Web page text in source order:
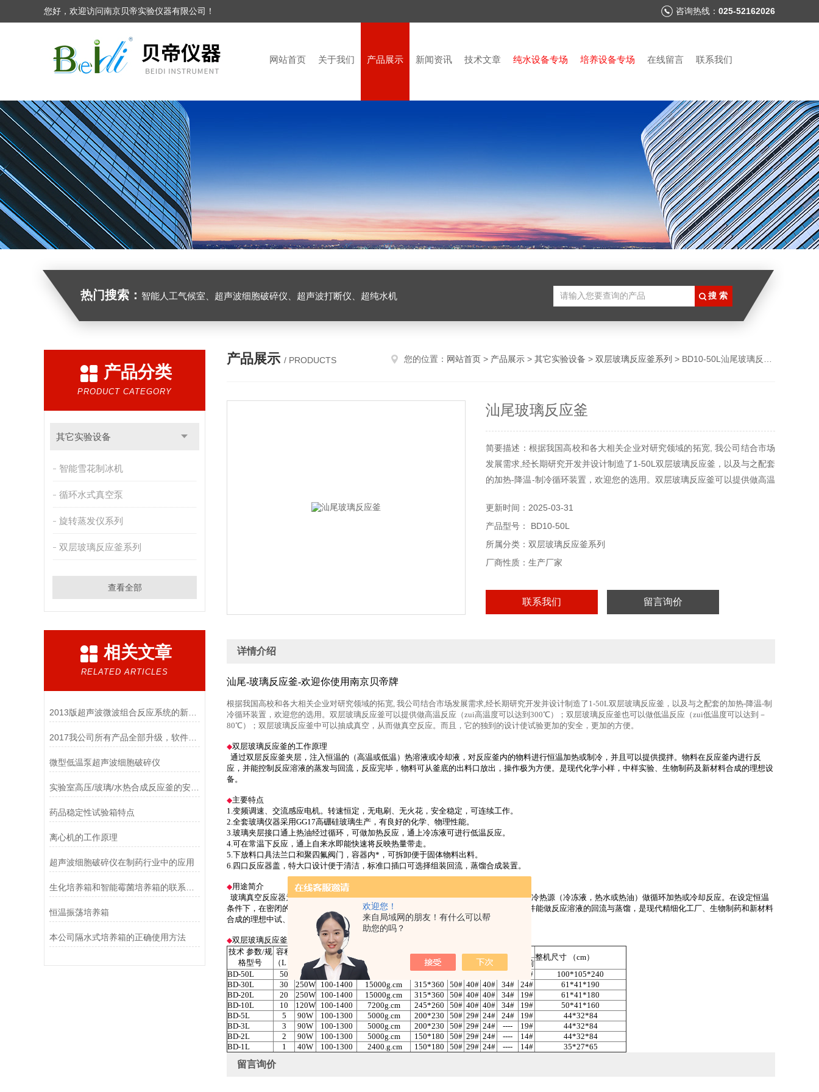
欢迎您！
来自局域网的朋友！有什么可以帮
助您的吗？
您好，欢迎访问南京贝帝实验仪器有限公司！ 咨询热线： 025-52162026
网站首页 关于我们 产品展示 新闻资讯 技术文章 纯水设备专场 培养设备专场 在线留言 联系我们
热门搜索： 智能人工气候室、超声波细胞破碎仪、超声波打断仪、超纯水机
产品分类
PRODUCT CATEGORY
其它实验设备
智能雪花制冰机
循环水式真空泵
旋转蒸发仪系列
双层玻璃反应釜系列
查看全部
相关文章
RELATED ARTICLES
2013版超声波微波组合反应系统的新构思
2017我公司所有产品全部升级，软件更智能，硬件更美观！
微型低温泵超声波细胞破碎仪
实验室高压/玻璃/水热合成反应釜的安装及说明
药品稳定性试验箱特点
离心机的工作原理
超声波细胞破碎仪在制药行业中的应用
恒温振荡培养箱
本公司隔水式培养箱的正确使用方法
产品展示 / PRODUCTS 您的位置： 网站首页 > 产品展示 > 其它实验设备 > 双层玻璃反应釜系列 > BD10-50L汕尾玻璃反应釜
汕尾玻璃反应釜
简要描述：根据我国高校和各大相关企业对研究领域的拓宽, 我公司结合市场
发展需求,经长期研究开发并设计制造了1-50L双层玻璃反应釜，以及与之配套
的加热-降温-制冷循环装置，欢迎您的选用。双层玻璃反应釜可以提供做高温
度可以达到－80℃）；双层玻璃反应釜中可以抽成真空，从而做真空反应。
而且，它的独到的设计使试验更加的安全，更加的方便。
更新时间：2025-03-31
产品型号： BD10-50L
所属分类：双层玻璃反应釜系列
厂商性质：生产厂家
联系我们 留言询价
详情介绍
汕尾-玻璃反应釜-欢迎你使用南京贝帝牌
根据我国高校和各大相关企业对研究领域的拓宽, 我公司结合市场发展需求,经长期研究开发并设计制造了1-50L双层玻璃反应釜，以及与之配套的加热-降温-制
冷循环装置，欢迎您的选用。双层玻璃反应釜可以提供做高温反应（zui高温度可以达到300℃）；双层玻璃反应釜也可以做低温反应（zui低温度可以达到－
80℃）；双层玻璃反应釜中可以抽成真空，从而做真空反应。而且，它的独到的设计使试验更加的安全，更加的方便。
◆双层玻璃反应釜的工作原理
通过双层反应釜夹层，注入恒温的（高温或低温）热溶液或冷却液，对反应釜内的物料进行恒温加热或制冷，并且可以提供搅拌。物料在反应釜内进行反
应，并能控制反应溶液的蒸发与回流，反应完毕，物料可从釜底的出料口放出，操作极为方便。是现代化学小样，中样实验、生物制药及新材料合成的理想设
备。
◆主要特点
1.变频调速、交流感应电机。转速恒定，无电刷、无火花，安全稳定，可连续工作。
2.全套玻璃仪器采用GG17高硼硅玻璃生产，有良好的化学、物理性能。
3.玻璃夹层接口通上热油经过循环，可做加热反应，通上冷冻液可进行低温反应。
4.可在常温下反应，通上自来水即能快速将反映热量带走。
5.下放料口具法兰口和聚四氟阀门，容器内*，可拆卸便于固体物料出料。
6.四口反应器盖，特大口设计便于清洁，标准口插口可选择组装回流，蒸馏合成装置。
◆用途简介
玻璃真空反应器为双层玻璃设计，内层放入反应溶媒可做搅拌反应，夹层可通上不同的冷热源（冷冻液，热水或热油）做循环加热或冷却反应。在设定恒温
条件下，在密闭的玻璃反应器内，可根据使用要求在常压或负压条件下进行搅拌反应，并能做反应溶液的回流与蒸馏，是现代精细化工厂、生物制药和新材料
合成的理想中试、生产设备。
◆双层玻璃反应釜技术参数如下：
技术 参数/规
格型号
容积
（L）
功率
转速
（1300r/min）
内外筒径
玻璃釜盖相关开口
整机尺寸 （cm）
右
正前
BD-50L
50 370W 100-1400 22000g.cm 29#
100*105*240
BD-30L
30 250W 100-1400 15000g.cm 315*360 50# 40# 40# 34# 24#
61*41*190
BD-20L
20 250W 100-1400 15000g.cm 315*360 50# 40# 40# 34# 19#
61*41*180
BD-10L
10 120W 100-1400 7200g.cm 245*260 50# 40# 40# 34# 19#
50*41*160
BD-5L
5 90W 100-1300 5000g.cm 200*230 50# 29# 24# 24# 19#
44*32*84
BD-3L
3 90W 100-1300 5000g.cm 200*230 50# 29# 24# ---- 19#
44*32*84
BD-2L
2 90W 100-1300 5000g.cm 150*180 50# 29# 24# ---- 14#
44*32*84
BD-1L
1 40W 100-1300 2400.g.cm 150*180 50# 29# 24# ---- 14# 35*27*65
留言询价